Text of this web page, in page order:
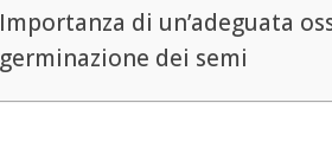
Importanza di un’adeguata
germinazione dei semi